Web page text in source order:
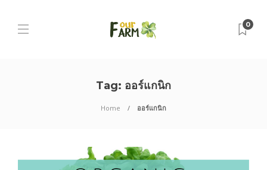
0
Tag: ออร์แกนิก
Home ออร์แกนิก